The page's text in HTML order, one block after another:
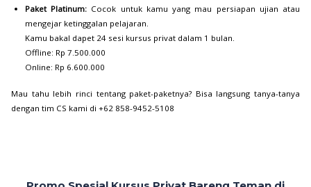
Paket Platinum: Cocok untuk kamu yang mau persiapan ujian atau
mengejar ketinggalan pelajaran.
Kamu bakal dapet 24 sesi kursus privat dalam 1 bulan.
Offline: Rp 7.500.000
Online: Rp 6.600.000
Mau tahu lebih rinci tentang paket-paketnya? Bisa langsung tanya-tanya
dengan tim CS kami di +62 858-9452-5108